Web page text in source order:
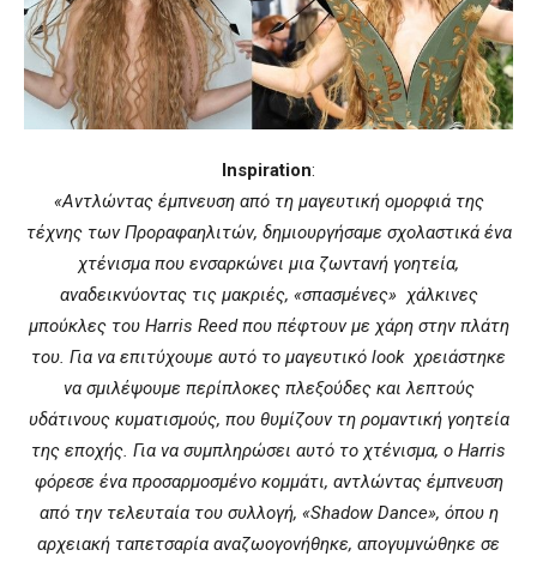
Inspiration:
«Αντλώντας έμπνευση από τη μαγευτική ομορφιά της
τέχνης των Προραφαηλιτών, δημιουργήσαμε σχολαστικά ένα
χτένισμα που ενσαρκώνει μια ζωντανή γοητεία,
αναδεικνύοντας τις μακριές, «σπασμένες» χάλκινες
μπούκλες του Harris Reedπου πέφτουν με χάρη στην πλάτη
του. Για να επιτύχουμε αυτό το μαγευτικό look χρειάστηκε
να σμιλέψουμε περίπλοκες πλεξούδες και λεπτούς
υδάτινους κυματισμούς, που θυμίζουν τη ρομαντική γοητεία
της εποχής. Για να συμπληρώσει αυτό το χτένισμα, ο Harris
φόρεσε ένα προσαρμοσμένο κομμάτι, αντλώντας έμπνευση
από την τελευταία του συλλογή, «Shadow Dance», όπου η
αρχειακή ταπετσαρία αναζωογονήθηκε, απογυμνώθηκε σε